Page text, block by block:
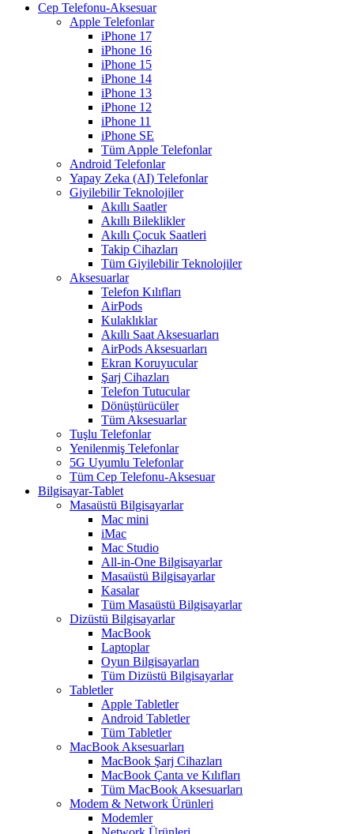
Cep Telefonu-Aksesuar
Apple Telefonlar
iPhone 17
iPhone 16
iPhone 15
iPhone 14
iPhone 13
iPhone 12
iPhone 11
iPhone SE
Tüm Apple Telefonlar
Android Telefonlar
Yapay Zeka (AI) Telefonlar
Giyilebilir Teknolojiler
Akıllı Saatler
Akıllı Bileklikler
Akıllı Çocuk Saatleri
Takip Cihazları
Tüm Giyilebilir Teknolojiler
Aksesuarlar
Telefon Kılıfları
AirPods
Kulaklıklar
Akıllı Saat Aksesuarları
AirPods Aksesuarları
Ekran Koruyucular
Şarj Cihazları
Telefon Tutucular
Dönüştürücüler
Tüm Aksesuarlar
Tuşlu Telefonlar
Yenilenmiş Telefonlar
5G Uyumlu Telefonlar
Tüm Cep Telefonu-Aksesuar
Bilgisayar-Tablet
Masaüstü Bilgisayarlar
Mac mini
iMac
Mac Studio
All-in-One Bilgisayarlar
Masaüstü Bilgisayarlar
Kasalar
Tüm Masaüstü Bilgisayarlar
Dizüstü Bilgisayarlar
MacBook
Laptoplar
Oyun Bilgisayarları
Tüm Dizüstü Bilgisayarlar
Tabletler
Apple Tabletler
Android Tabletler
Tüm Tabletler
MacBook Aksesuarları
MacBook Şarj Cihazları
MacBook Çanta ve Kılıfları
Tüm MacBook Aksesuarları
Modem & Network Ürünleri
Modemler